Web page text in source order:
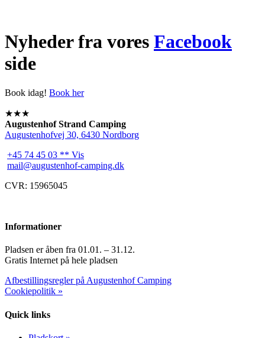
Nyheder fra vores Facebook
side
Book idag! Book her
★★★
Augustenhof Strand Camping
Augustenhofvej 30, 6430 Nordborg
+45 74 45 03 ** Vis
mail@augustenhof-camping.dk
CVR: 15965045
Informationer
Pladsen er åben fra 01.01. – 31.12.
Gratis Internet på hele pladsen
Afbestillingsregler på Augustenhof Camping
Cookiepolitik »
Quick links